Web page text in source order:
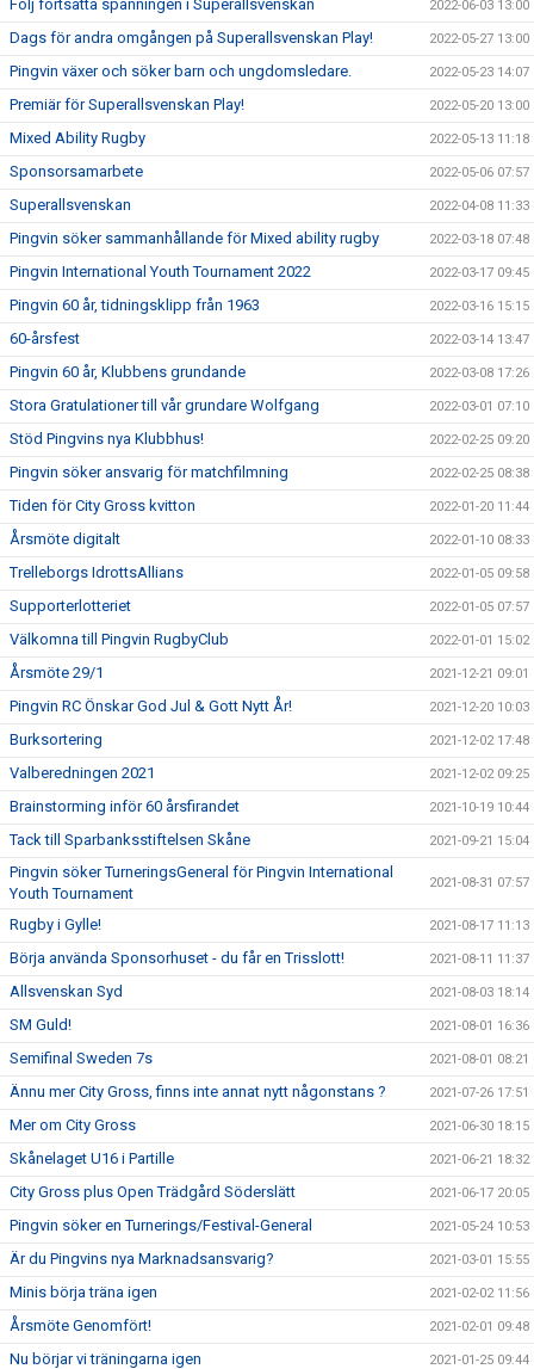
Följ fortsatta spänningen i Superallsvenskan 2022-06-03 13:00
Dags för andra omgången på Superallsvenskan Play! 2022-05-27 13:00
Pingvin växer och söker barn och ungdomsledare. 2022-05-23 14:07
Premiär för Superallsvenskan Play! 2022-05-20 13:00
Mixed Ability Rugby 2022-05-13 11:18
Sponsorsamarbete 2022-05-06 07:57
Superallsvenskan 2022-04-08 11:33
Pingvin söker sammanhållande för Mixed ability rugby 2022-03-18 07:48
Pingvin International Youth Tournament 2022 2022-03-17 09:45
Pingvin 60 år, tidningsklipp från 1963 2022-03-16 15:15
60-årsfest 2022-03-14 13:47
Pingvin 60 år, Klubbens grundande 2022-03-08 17:26
Stora Gratulationer till vår grundare Wolfgang 2022-03-01 07:10
Stöd Pingvins nya Klubbhus! 2022-02-25 09:20
Pingvin söker ansvarig för matchfilmning 2022-02-25 08:38
Tiden för City Gross kvitton 2022-01-20 11:44
Årsmöte digitalt 2022-01-10 08:33
Trelleborgs IdrottsAllians 2022-01-05 09:58
Supporterlotteriet 2022-01-05 07:57
Välkomna till Pingvin RugbyClub 2022-01-01 15:02
Årsmöte 29/1 2021-12-21 09:01
Pingvin RC Önskar God Jul & Gott Nytt År! 2021-12-20 10:03
Burksortering 2021-12-02 17:48
Valberedningen 2021 2021-12-02 09:25
Brainstorming inför 60 årsfirandet 2021-10-19 10:44
Tack till Sparbanksstiftelsen Skåne 2021-09-21 15:04
Pingvin söker TurneringsGeneral för Pingvin International
Youth Tournament
2021-08-31 07:57
Rugby i Gylle! 2021-08-17 11:13
Börja använda Sponsorhuset - du får en Trisslott! 2021-08-11 11:37
Allsvenskan Syd 2021-08-03 18:14
SM Guld! 2021-08-01 16:36
Semifinal Sweden 7s 2021-08-01 08:21
Ännu mer City Gross, finns inte annat nytt någonstans ? 2021-07-26 17:51
Mer om City Gross 2021-06-30 18:15
Skånelaget U16 i Partille 2021-06-21 18:32
City Gross plus Open Trädgård Söderslätt 2021-06-17 20:05
Pingvin söker en Turnerings/Festival-General 2021-05-24 10:53
Är du Pingvins nya Marknadsansvarig? 2021-03-01 15:55
Minis börja träna igen 2021-02-02 11:56
Årsmöte Genomfört! 2021-02-01 09:48
Nu börjar vi träningarna igen 2021-01-25 09:44